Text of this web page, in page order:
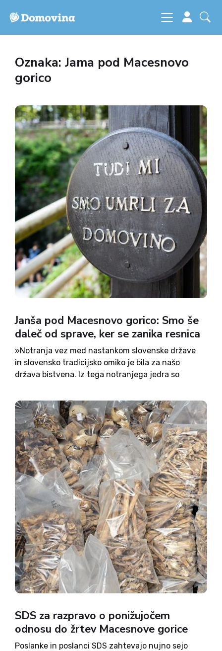
Oznaka: Jama pod Macesnovo
gorico
Janša pod Macesnovo gorico: Smo še
daleč od sprave, ker se zanika resnica
»Notranja vez med nastankom slovenske države
in slovensko tradicijsko omiko je bila za našo
država bistvena. Iz tega notranjega jedra so
prišla zgodovinska priložnost,« je na spominski
slovesnosti v poklon po vojni pomorjenim...
SDS za razpravo o ponižujočem
odnosu do žrtev Macesnove gorice
Poslanke in poslanci SDS zahtevajo nujno sejo